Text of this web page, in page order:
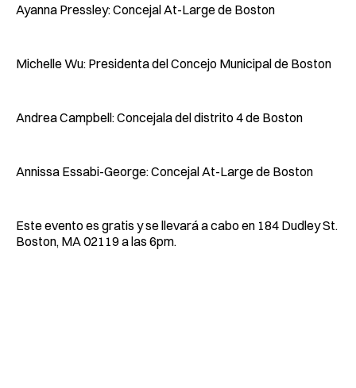
Ayanna Pressley: Concejal At-Large de Boston
Michelle Wu: Presidenta del Concejo Municipal de Boston
Andrea Campbell: Concejala del distrito 4 de Boston
Annissa Essabi-George: Concejal At-Large de Boston
Este evento es gratis y se llevará a cabo en 184 Dudley St.
Boston, MA 02119 a las 6pm.